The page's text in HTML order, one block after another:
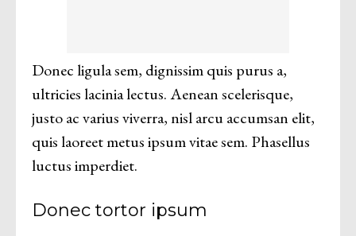
Donec ligula sem, dignissim quis purus a,
ultricies lacinia lectus. Aenean scelerisque,
justo ac varius viverra, nisl arcu accumsan elit,
quis laoreet metus ipsum vitae sem. Phasellus
luctus imperdiet.
Donec tortor ipsum